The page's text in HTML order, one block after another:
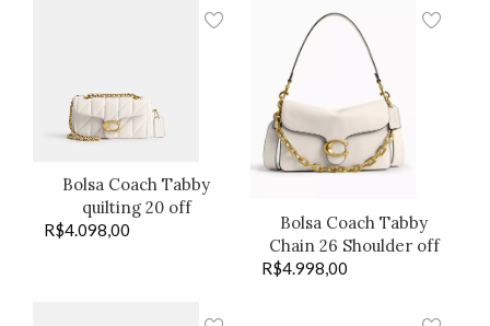
Bolsa Coach Tabby
quilting 20 off
R$4.098,00
Bolsa Coach Tabby
Chain 26 Shoulder off
R$4.998,00